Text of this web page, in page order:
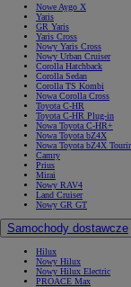
Nowe Aygo X
Yaris
GR Yaris
Yaris Cross
Nowy Yaris Cross
Nowy Urban Cruiser
Corolla Hatchback
Corolla Sedan
Corolla TS Kombi
Nowa Corolla Cross
Toyota C-HR
Toyota C-HR Plug-in
Nowa Toyota C-HR+
Nowa Toyota bZ4X
Nowa Toyota bZ4X
Camry
Prius
Mirai
Nowy RAV4
Land Cruiser
Nowy GR GT
Samochody dostawcze
Hilux
Nowy Hilux
Nowy Hilux Electric
PROACE Max